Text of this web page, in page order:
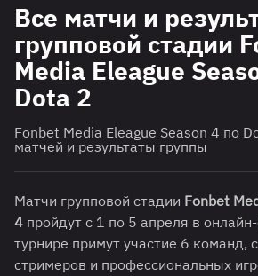
Все матчи и
групповой стадии
Media Eleague
Dota 2
Fonbet Media Eleague Season 4 по
матчей и результаты группы
Матчи групповой стадии Fonbet
4 пройдут с 1 по 5 апреля в
турнире примут участие 6 команд,
стримеров и профессиональных